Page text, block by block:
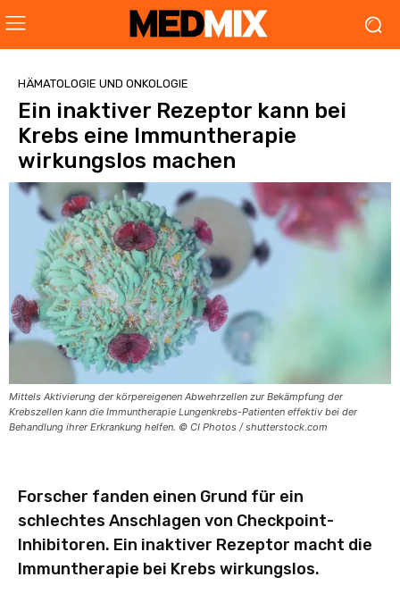
HÄMATOLOGIE UND ONKOLOGIE
Ein inaktiver Rezeptor kann bei
Krebs eine Immuntherapie
wirkungslos machen
Mittels Aktivierung der körpereigenen Abwehrzellen zur Bekämpfung der
Krebszellen kann die Immuntherapie Lungenkrebs-Patienten effektiv bei der
Behandlung ihrer Erkrankung helfen. © CI Photos / shutterstock.com
Forscher fanden einen Grund für ein
schlechtes Anschlagen von Checkpoint-
Inhibitoren. Ein inaktiver Rezeptor macht die
Immuntherapie bei Krebs wirkungslos.